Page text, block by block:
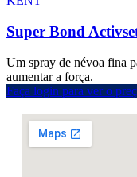
Super Bond
Um spray de névoa fina
aumentar a força.
Faça login para ver o